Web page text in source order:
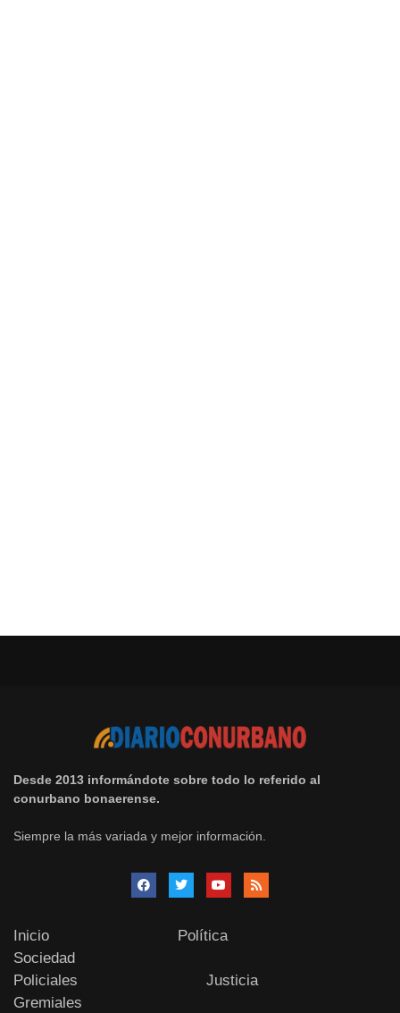
Desde 2013 informándote sobre todo lo referido al
conurbano bonaerense.
Siempre la más variada y mejor información.
Inicio
Política
Sociedad
Policiales
Justicia
Gremiales